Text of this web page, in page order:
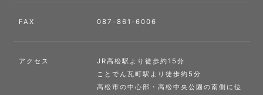
FAX 087-861-6006
アクセス
JR高松駅より徒歩約15分
ことでん瓦町駅より徒歩約5分
高松市の中心部・高松中央公園の南側に位